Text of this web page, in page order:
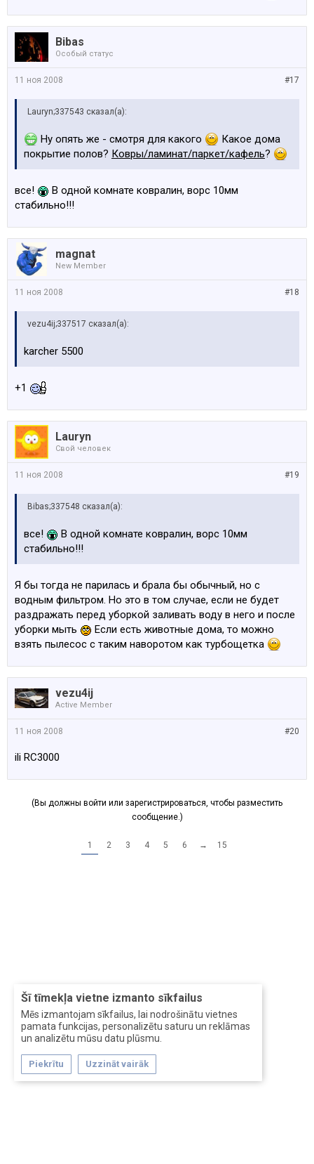
Šī tīmekļa vietne izmanto sīkfailus
Mēs izmantojam sīkfailus, lai nodrošinātu vietnes
pamata funkcijas, personalizētu saturu un reklāmas
un analizētu mūsu datu plūsmu.
Piekrītu Uzzināt vairāk
Bibas
Особый статус
#17
11 ноя 2008
Lauryn;337543 сказал(а):
Ну опять же - смотря для какого
Какое дома
покрытие полов? Ковры/ламинат/паркет/кафель?
все!
В одной комнате ковралин, ворс 10мм
стабильно!!!
magnat
New Member
#18
11 ноя 2008
vezu4ij;337517 сказал(а):
karcher 5500
+1
Lauryn
Свой человек
#19
11 ноя 2008
Bibas;337548 сказал(а):
все!
В одной комнате ковралин, ворс 10мм
стабильно!!!
Я бы тогда не парилась и брала бы обычный, но с
водным фильтром. Но это в том случае, если не будет
раздражать перед уборкой заливать воду в него и после
уборки мыть
Если есть животные дома, то можно
взять пылесос с таким наворотом как турбощетка
vezu4ij
Active Member
#20
11 ноя 2008
ili RC3000
(Вы должны войти или зарегистрироваться, чтобы разместить
сообщение.)
1 2 3 4 5 6 → 15